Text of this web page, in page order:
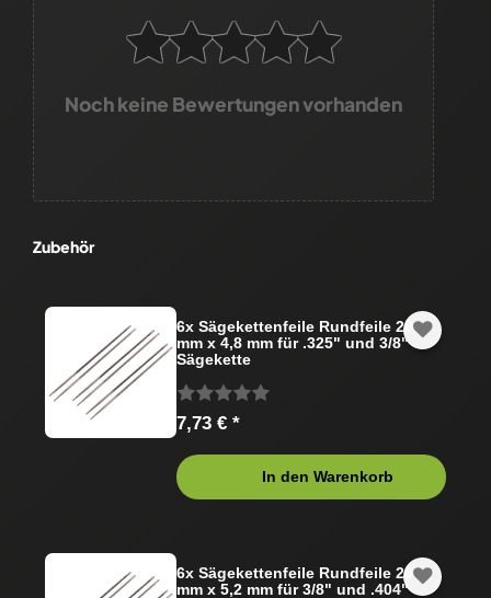
Noch keine Bewertungen vorhanden
Zubehör
6x Sägekettenfeile Rundfeile 200
mm x 4,8 mm für .325" und 3/8"
Sägekette
7,73 € *
In den Warenkorb
6x Sägekettenfeile Rundfeile 200
mm x 5,2 mm für 3/8" und .404"